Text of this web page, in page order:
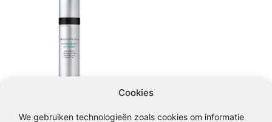
Cookies
We gebruiken technologieën zoals cookies om informatie